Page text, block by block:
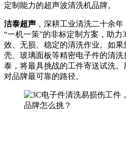
定制能力的超声波清洗机品牌。
洁泰超声 ，深耕工业清洗二十余
“一机一策”的非标定制方案，助力
效、无损、稳定的清洗作业。如
壳、玻璃面板等精密电子件的清
泰，将最具挑战的工件寄送试洗
对品牌最可靠的路径。